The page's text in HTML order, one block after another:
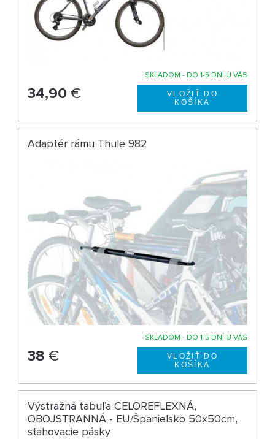
SKLADOM - DO 1-5 DNÍ U VÁS
34,90 €
Adaptér rámu Thule 982
SKLADOM - DO 1-5 DNÍ U VÁS
38 €
Výstražná tabuľa CELOREFLEXNÁ,
OBOJSTRANNÁ - EU/Španielsko 50x50cm,
sťahovacie pásky